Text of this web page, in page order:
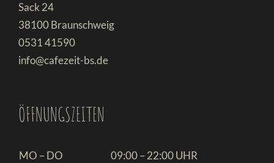
Sack 24
38100 Braunschweig
0531 41590
info@cafezeit-bs.de
ÖFFNUNGSZEITEN
MO – DO
09:00 – 22:00 UHR